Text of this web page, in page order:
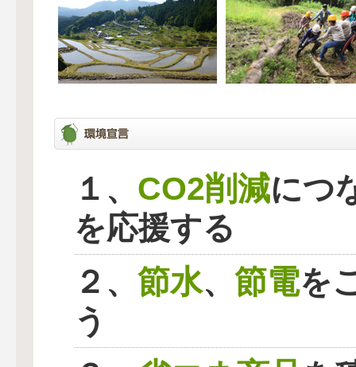
１、 CO2削減につ
を応援する
２、 節水、 節電を
う